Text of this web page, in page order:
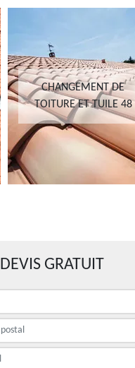
CHANGEMENT DE
TOITURE ET TUILE 48
DEVIS GRATUIT